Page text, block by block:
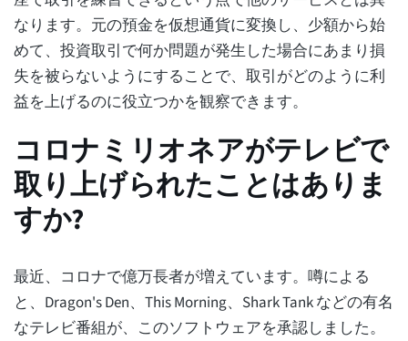
なります。元の預金を仮想通貨に変換し、少額から始
めて、投資取引で何か問題が発生した場合にあまり損
失を被らないようにすることで、取引がどのように利
益を上げるのに役立つかを観察できます。
コロナミリオネアがテレビで
取り上げられたことはありま
すか?
最近、コロナで億万長者が増えています。噂による
と、Dragon's Den、This Morning、Shark Tank などの有名
なテレビ番組が、このソフトウェアを承認しました。